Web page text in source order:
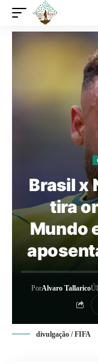
Brasil x
tira
Mundo
PorAlvaro Tallarico
divulgação / FIFA